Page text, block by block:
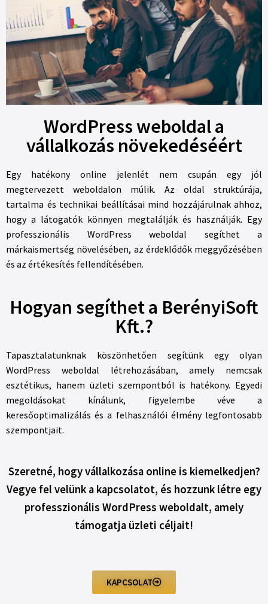
WordPress weboldal a
vállalkozás növekedéséért
Egy hatékony online jelenlét nem csupán egy jól
megtervezett weboldalon múlik. Az oldal struktúrája,
tartalma és technikai beállításai mind hozzájárulnak ahhoz,
hogy a látogatók könnyen megtalálják és használják. Egy
professzionális WordPress weboldal segíthet a
márkaismertség növelésében, az érdeklődők meggyőzésében
és az értékesítés fellendítésében.
Hogyan segíthet a BerényiSoft
Kft.?
Tapasztalatunknak köszönhetően segítünk egy olyan
WordPress weboldal létrehozásában, amely nemcsak
esztétikus, hanem üzleti szempontból is hatékony. Egyedi
megoldásokat kínálunk, figyelembe véve a
keresőoptimalizálás és a felhasználói élmény legfontosabb
szempontjait.
Szeretné, hogy vállalkozása online is kiemelkedjen?
Vegye fel velünk a kapcsolatot, és hozzunk létre egy
professzionális WordPress weboldalt, amely
támogatja üzleti céljait!
KAPCSOLAT